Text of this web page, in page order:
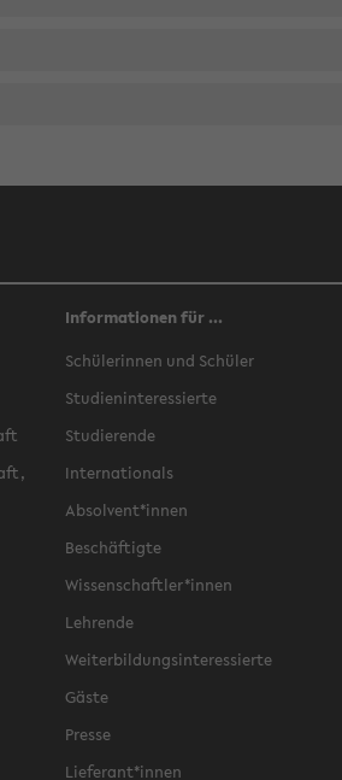
Informationen für ...
Schülerinnen und Schüler
Studieninteressierte
Studierende
Internationals
Absolvent*innen
Beschäftigte
Wissenschaftler*innen
Lehrende
Weiterbildungsinteressierte
Gäste
Presse
Lieferant*innen